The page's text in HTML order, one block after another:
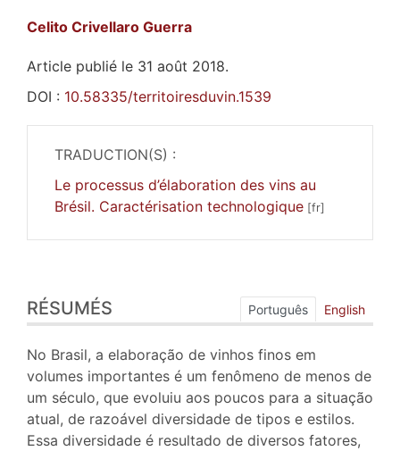
Celito Crivellaro Guerra
Article publié le 31 août 2018.
DOI : 10.58335/territoiresduvin.1539
TRADUCTION(S) :
Le processus d’élaboration des vins au
Brésil. Caractérisation technologique
Index
Plan
Texte
Bibliographie
Illustrations
Citer cet article
Auteur
RÉSUMÉS Português English
No Brasil, a elaboração de vinhos finos em
volumes importantes é um fenômeno de menos de
um século, que evoluiu aos poucos para a situação
atual, de razoável diversidade de tipos e estilos.
Essa diversidade é resultado de diversos fatores,